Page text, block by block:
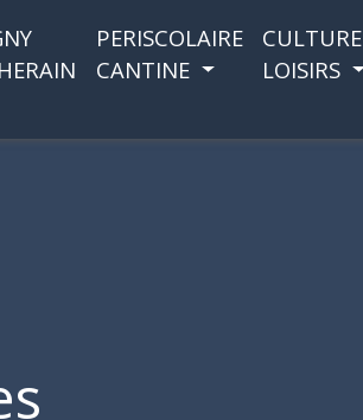
PERISCOLAIRE
CANTINE
CULTURE
LOISIRS